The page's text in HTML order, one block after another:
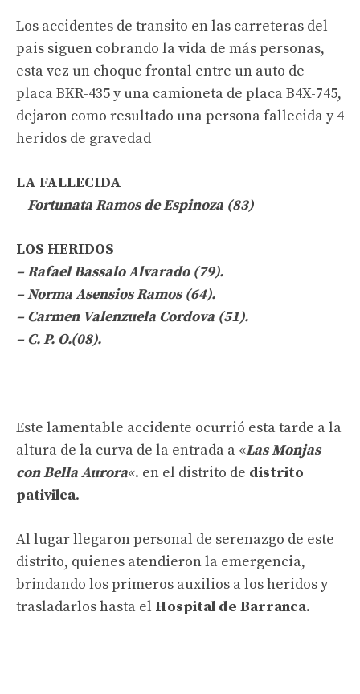
Los accidentes de transito en las carreteras del
pais siguen cobrando la vida de más personas,
esta vez un choque frontal entre un auto de
placa BKR-435 y una camioneta de placa B4X-745,
dejaron como resultado una persona fallecida y 4
heridos de gravedad
LA FALLECIDA
– Fortunata Ramos de Espinoza (83)
LOS HERIDOS
– Rafael Bassalo Alvarado (79).
– Norma Asensios Ramos (64).
– Carmen Valenzuela Cordova (51).
– C. P. O.(08).
Este lamentable accidente ocurrió esta tarde a la
altura de la curva de la entrada a «Las Monjas
con Bella Aurora«. en el distrito de distrito
pativilca.
Al lugar llegaron personal de serenazgo de este
distrito, quienes atendieron la emergencia,
brindando los primeros auxilios a los heridos y
trasladarlos hasta el Hospital de Barranca.